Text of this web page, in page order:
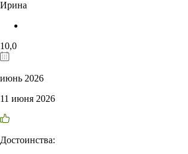
Ирина
10,0
июнь 2026
11 июня 2026
Достоинства: